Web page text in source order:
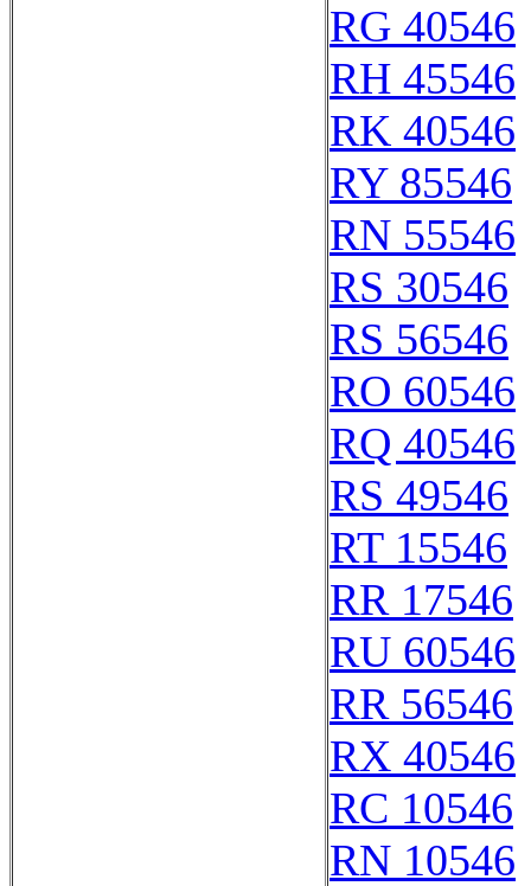
RG 40546
RH 45546
RK 40546
RY 85546
RN 55546
RS 30546
RS 56546
RO 60546
RQ 40546
RS 49546
RT 15546
RR 17546
RU 60546
RR 56546
RX 40546
RC 10546
RN 10546